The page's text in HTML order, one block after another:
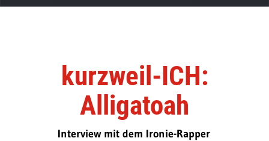
kurzweil-ICH:
Alligatoah
Interview mit dem Ironie-Rapper